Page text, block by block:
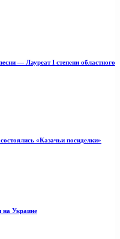
— Лауреат I степени областного
«Казачьи посиделки»
на Украине